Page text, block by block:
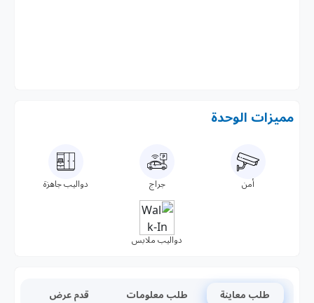
مميزات الوحدة
أمن جراج دواليب جاهزة
دواليب ملابس
طلب معاينة طلب معلومات قدم عرض